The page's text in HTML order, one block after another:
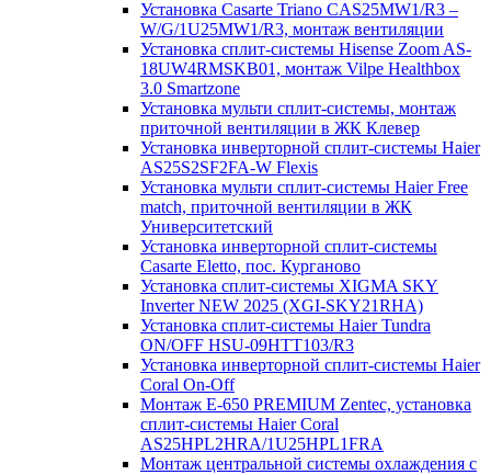
Установка Casarte Triano CAS25MW1/R3 –
W/G/1U25MW1/R3, монтаж вентиляции
Установка сплит-системы Hisense Zoom AS-
18UW4RMSKB01, монтаж Vilpe Healthbox
3.0 Smartzone
Установка мульти сплит-системы, монтаж
приточной вентиляции в ЖК Клевер
Установка инверторной сплит-системы Haier
AS25S2SF2FA-W Flexis
Установка мульти сплит-системы Haier Free
match, приточной вентиляции в ЖК
Университетский
Установка инверторной сплит-системы
Casarte Eletto, пос. Курганово
Установка сплит-системы XIGMA SKY
Inverter NEW 2025 (XGI-SKY21RHA)
Установка сплит-системы Haier Tundra
ON/OFF HSU-09HTT103/R3
Установка инверторной сплит-системы Haier
Coral On-Off
Монтаж E-650 PREMIUM Zentec, установка
сплит-системы Haier Coral
AS25HPL2HRA/1U25HPL1FRA
Монтаж центральной системы охлаждения с